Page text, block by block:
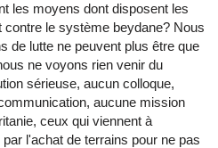
les moyens dont disposent les
le système beydane? Nous
de lutte ne peuvent plus être que
ne voyons rien venir du
sérieuse, aucun colloque,
aucune mission
ceux qui viennent à
l'achat de terrains pour ne pas